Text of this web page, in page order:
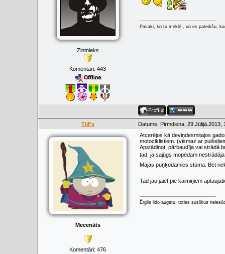
Zintnieks
Komentāri: 443
Pasaki, ko tu meklē , un es pateikšu,
TiiFs Datums: Pirmdiena,
Mecenāts
Komentāri: 476
Atcerējos kā deviņdesmitajos
motociklistiem. (vismaz ar
Apstādinot, pārbaudīja vai strādā
tad, ja sajūgs mopēdam
Mājās puņķodamies stūma. Bet
Tad jau jāiet pie kaimiņiem
Ērglis lido augstu, toties suslikus